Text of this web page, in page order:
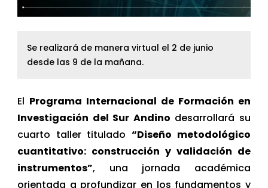
Se realizará de manera virtual el 2 de junio
desde las 9 de la mañana.
El Programa Internacional de Formación en
Investigación del Sur Andino desarrollará su
cuarto taller titulado“Diseño metodológico
cuantitativo: construcción y validación de
instrumentos”, una jornada académica
orientada a profundizar en los fundamentos y